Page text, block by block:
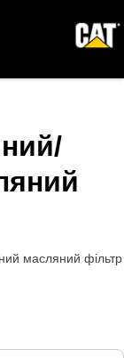
масляний фільтр